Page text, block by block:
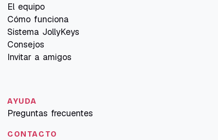
El equipo
Cómo funciona
Sistema JollyKeys
Consejos
Invitar a amigos
AYUDA
Preguntas frecuentes
CONTACTO